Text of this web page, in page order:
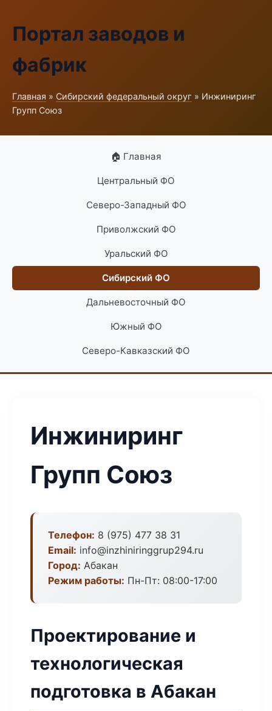
Портал заводов и
фабрик
Главная » Сибирский федеральный округ » Инжиниринг
Групп Союз
🏠 Главная
Центральный ФО
Северо-Западный ФО
Приволжский ФО
Уральский ФО
Сибирский ФО
Дальневосточный ФО
Южный ФО
Северо-Кавказский ФО
Инжиниринг
Групп Союз
Телефон: 8 (975) 477 38 31
Email: info@inzhiniringgrup294.ru
Город: Абакан
Режим работы: Пн-Пт: 08:00-17:00
Проектирование и
технологическая
подготовка в Абакан